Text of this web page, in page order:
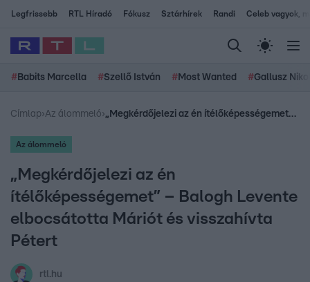
Legfrissebb RTL Híradó Fókusz Sztárhírek Randi Celeb vagyok,
# Babits Marcella #Szellő István # Most Wanted #Gallusz
Címlap›Az álommeló› „Megkérdőjelezi az én ítélőképességemet” – Balogh Levente elbocsátotta Máriót és visszahívta Pétert
Az álommeló
„Megkérdőjelezi az én
ítélőképességemet” – Balogh Levente
elbocsátotta Máriót és visszahívta
Pétert
rtl.hu